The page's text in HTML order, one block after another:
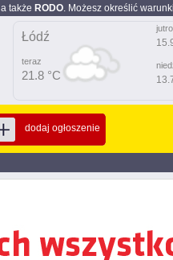
a także RODO. Możesz określić
Łódź
teraz
21.8 °C
jutro
dodaj ogłoszenie